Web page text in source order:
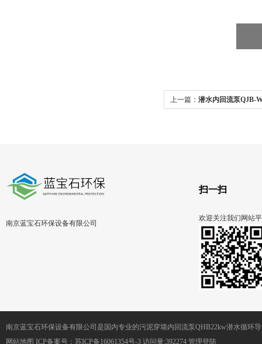
上一篇： 潜水内回流泵QJB-
南京蓝宝石环保设备有限公司
扫一扫
欢迎关注我们网站
南京蓝宝石环保设备有限公司是国内专业的污泥穿墙内回流泵QHB22kw潜水循环
网站地图 ICP备案号： 苏ICP备16061354号-3 访问量:392274 管理登陆